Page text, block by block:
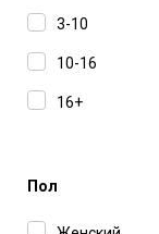
Add
Aeron
Agnona
3-10
10-16
16+
Пол